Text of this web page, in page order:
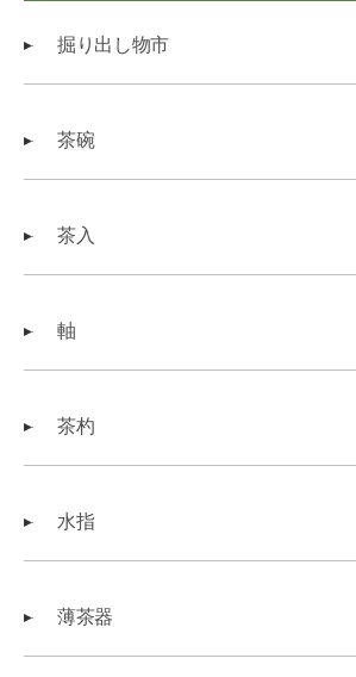
掘り出し物市
茶碗
茶入
軸
茶杓
水指
薄茶器